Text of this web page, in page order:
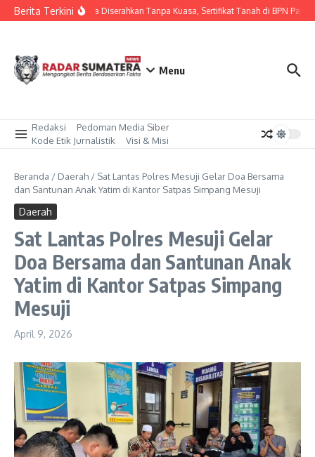
Lewati ke konten
Berita TerkiniDiduga Diserahkan Tanpa Kuasa, Sertifikat Tanah di BPN
Menu
Redaksi
Pedoman Media Siber
Kode Etik Jurnalistik
Visi & Misi
Beranda / Daerah / Sat Lantas Polres Mesuji Gelar Doa Bersama
dan Santunan Anak Yatim di Kantor Satpas Simpang Mesuji
Daerah
Sat Lantas Polres Mesuji Gelar
Doa Bersama dan Santunan Anak
Yatim di Kantor Satpas Simpang
Mesuji
April 9, 2026